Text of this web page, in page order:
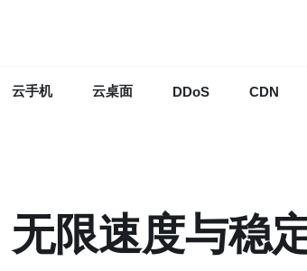
云手机 云桌面 DDoS CDN
限速度与稳